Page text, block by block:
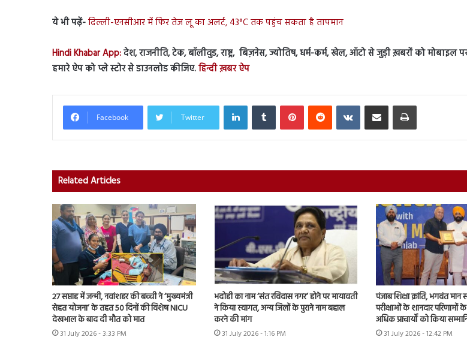
ये भी पढ़ें-दिल्ली-एनसीआर में फिर तेज लू का अलर्ट, 43°C तक पहुंच सकता है तापमान
Hindi Khabar App:देश, राजनीति, टेक, बॉलीवुड, राष्ट्र, बिज़नेस, ज्योतिष, धर्म-कर्म, खेल, ऑटो से जुड़ी ख़बरों को मोबाइल
हमारे ऐप को प्ले स्टोर से डाउनलोड कीजिए.हिन्दी ख़बर ऐप
Facebook Twitter
LinkedInTumblr PinterestReddit VKontakteShare via Email Print
Related Articles
27 सप्ताह में जन्मी, नवांशहर की बच्ची ने ‘मुख्यमंत्री
सेहत योजना’ के तहत 50 दिनों की विशेष NICU
देखभाल के बाद दी मौत को मात
31 July 2026 - 3:33 PM
भदोही का नाम ‘संत रविदास नगर’ होने पर मायावती
ने किया स्वागत, अन्य जिलों के पुराने नाम बहाल
करने की मांग
31 July 2026 - 1:16 PM
पंजाब शिक्षा क्रांति, भगवंत मान
परीक्षाओं के शानदार
अधिक प्राचार्यों को किया
31 July 2026 - 12:42 PM